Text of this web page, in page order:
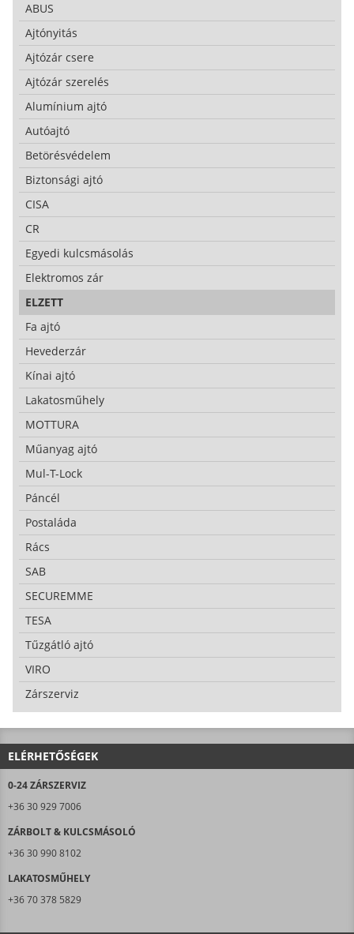
ABUS
Ajtónyitás
Ajtózár csere
Ajtózár szerelés
Alumínium ajtó
Autóajtó
Betörésvédelem
Biztonsági ajtó
CISA
CR
Egyedi kulcsmásolás
Elektromos zár
ELZETT
Fa ajtó
Hevederzár
Kínai ajtó
Lakatosműhely
MOTTURA
Műanyag ajtó
Mul-T-Lock
Páncél
Postaláda
Rács
SAB
SECUREMME
TESA
Tűzgátló ajtó
VIRO
Zárszerviz
ELÉRHETŐSÉGEK
0-24 ZÁRSZERVIZ
+36 30 929 7006
ZÁRBOLT & KULCSMÁSOLÓ
+36 30 990 8102
LAKATOSMŰHELY
+36 70 378 5829